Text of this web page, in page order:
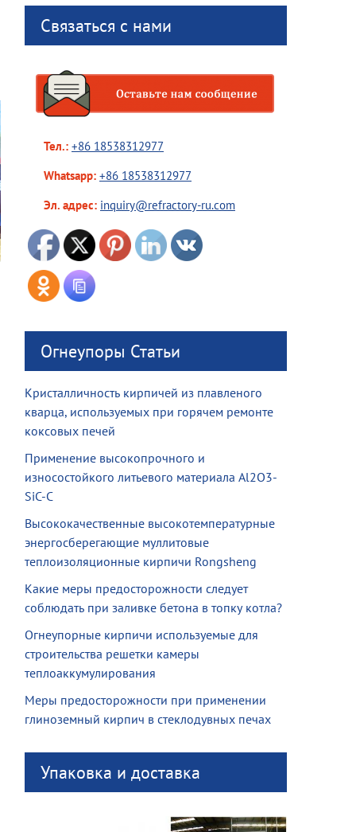
Связаться с нами
Тел.: +86 18538312977
Whatsapp: +86 18538312977
Эл. адрес: inquiry@refractory-ru.com
Огнеупоры Статьи
Кристалличность кирпичей из плавленого
кварца, используемых при горячем ремонте
коксовых печей
Применение высокопрочного и
износостойкого литьевого материала Al2O3-
SiC-C
Высококачественные высокотемпературные
энергосберегающие муллитовые
теплоизоляционные кирпичи Rongsheng
Какие меры предосторожности следует
соблюдать при заливке бетона в топку котла?
Огнеупорные кирпичи используемые для
строительства решетки камеры
теплоаккумулирования
Меры предосторожности при применении
глиноземный кирпич в стеклодувных печах
Упаковка и доставка